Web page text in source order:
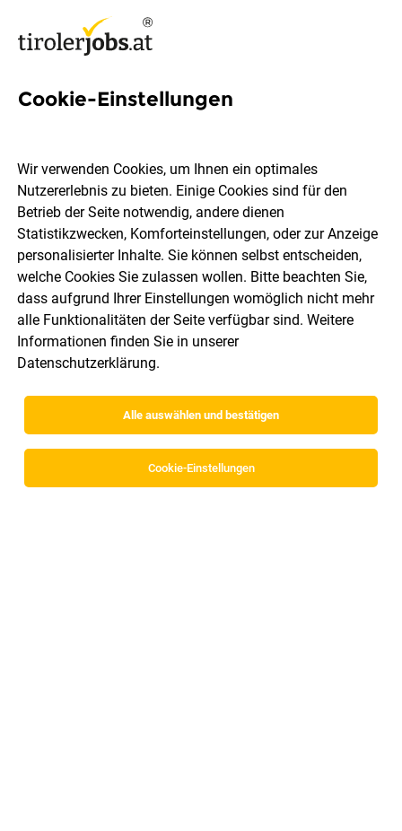
Servicefachkraft mit Inkasso
Alpenrast Tyrol GmbH
Mils bei Imst Vollzeit Teilzeit 28.07.2026
Cookie-Einstellungen
Wir verwenden Cookies, um Ihnen ein optimales
Nutzererlebnis zu bieten. Einige Cookies sind für den
Betrieb der Seite notwendig, andere dienen
Statistikzwecken, Komforteinstellungen, oder zur Anzeige
personalisierter Inhalte. Sie können selbst entscheiden,
welche Cookies Sie zulassen wollen. Bitte beachten Sie,
dass aufgrund Ihrer Einstellungen womöglich nicht mehr
alle Funktionalitäten der Seite verfügbar sind. Weitere
Informationen finden Sie in unserer
Datenschutzerklärung.
Alle auswählen und bestätigen
Cookie-Einstellungen